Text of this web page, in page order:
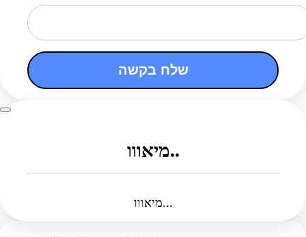
שלח בקשה
מיאווו..
מיאווו...